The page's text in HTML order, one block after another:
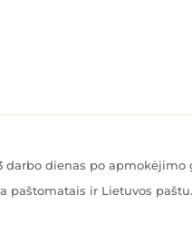
darbo dienas po apmokėjimo
paštomatais ir Lietuvos paštu.